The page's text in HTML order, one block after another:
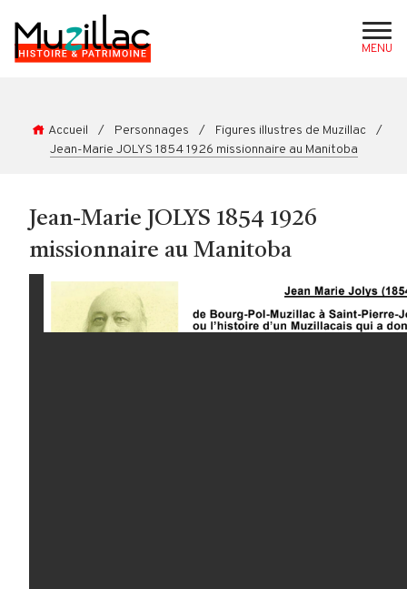
MENU
Accueil / Personnages / Figures illustres de Muzillac
/
Jean-Marie JOLYS 1854 1926 missionnaire au Manitoba
Jean-Marie JOLYS 1854 1926
missionnaire au Manitoba